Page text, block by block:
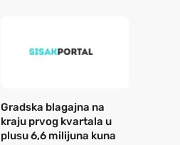
Gradska blagajna na
kraju prvog kvartala u
plusu 6,6 milijuna kuna